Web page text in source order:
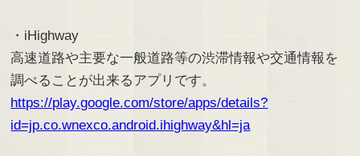
・iHighway
高速道路や主要な一般道路等の渋滞情報や交通情報を
調べることが出来るアプリです。
https://play.google.com/store/apps/details?
id=jp.co.wnexco.android.ihighway&hl=ja